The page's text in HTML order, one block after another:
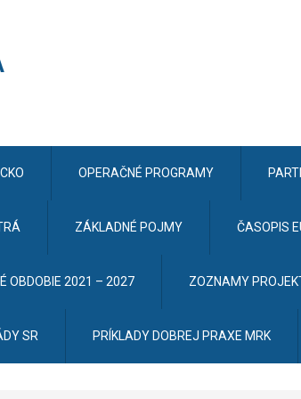
CKO OPERAČNÉ PROGRAMY
ZÁKLADNÉ POJMY ČASOPIS
OBDOBIE 2021 – 2027 ZOZNAMY
SR PRÍKLADY DOBREJ PRAXE MRK